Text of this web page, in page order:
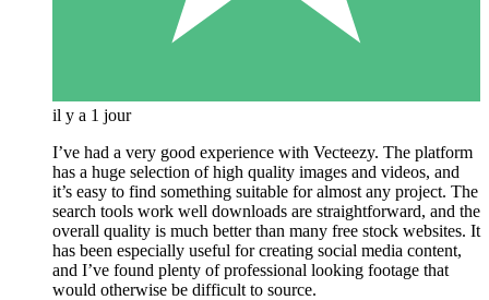
il y a 1 jour
I’ve had a very good experience with Vecteezy. The platform
has a huge selection of high quality images and videos, and
it’s easy to find something suitable for almost any project. The
search tools work well downloads are straightforward, and the
overall quality is much better than many free stock websites. It
has been especially useful for creating social media content,
and I’ve found plenty of professional looking footage that
would otherwise be difficult to source.